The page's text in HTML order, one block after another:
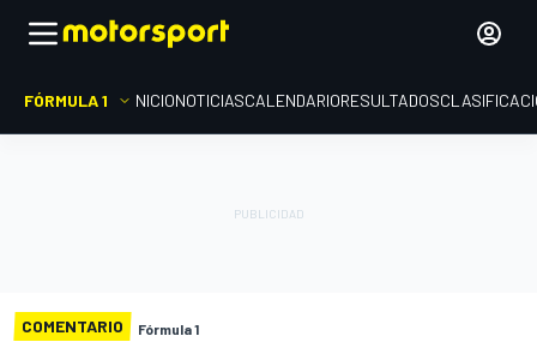
FÓRMULA 1 INICIONOTICIASCALENDARIORESULTADOS
COMENTARIO Fórmula 1